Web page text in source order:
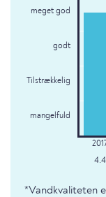
meget god
godt
Tilstrækkelig
mangelfuld
4.4
*Vandkvaliteten